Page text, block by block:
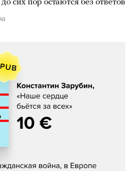
сих пор остаются без ответов
«Наше сердце